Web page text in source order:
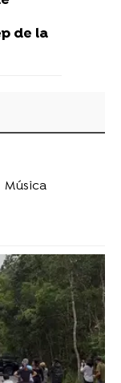
de la
Música